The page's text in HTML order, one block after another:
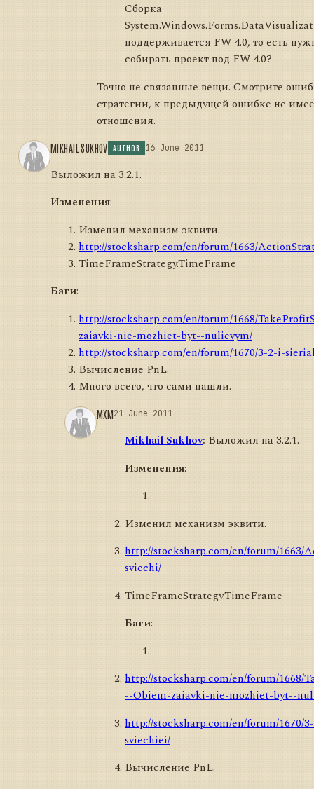
Сборка
поддерживается FW 4.0, то есть
собирать проект под FW 4.0?
Точно не связанные вещи. Смотрите
стратегии, к предыдущей ошибке не
отношения.
MIKHAIL SUKHOV AUTHOR 16 June 2011
Выложил на 3.2.1.
Изменения:
Изменил механизм эквити.
http://stocksharp.com/en/forum/1663/
TimeFrameStrategy.TimeFrame
Баги:
http://stocksharp.com/en/forum/1668/
zaiavki-nie-mozhiet-byt--nulievym/
http://stocksharp.com/en/forum/1670/3-2-i-
Вычисление PnL.
Много всего, что сами нашли.
MXM21 June 2011
Mikhail Sukhov: Выложил на 3.2.1.
Изменения:
Изменил механизм эквити.
http://stocksharp.com/en/forum/1663/
sviechi/
TimeFrameStrategy.TimeFrame
Баги:
http://stocksharp.com/en/forum/1668/
--Obiem-zaiavki-nie-mozhiet-byt--
http://stocksharp.com/en/forum/1670/
sviechiei/
Вычисление PnL.